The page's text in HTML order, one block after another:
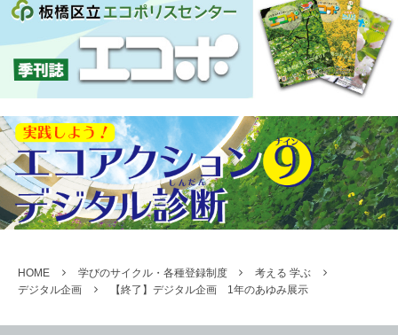
HOME 学びのサイクル・各種登録制度
考える 学ぶ
デジタル企画
【終了】デジタル企画 1年のあゆみ展示